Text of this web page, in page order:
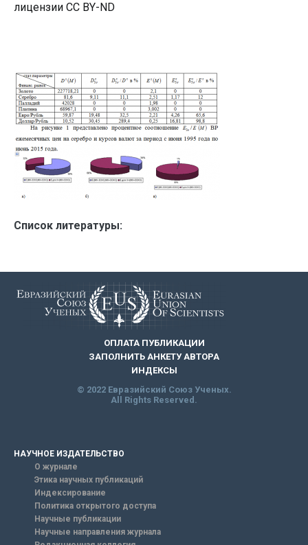
лицензии CC BY-ND
Список литературы:
ОПЛАТА ПУБЛИКАЦИИ
ЗАПОЛНИТЬ АНКЕТУ АВТОРА
ИНДЕКСЫ
© 2022 Евразийский Союз Ученых.
All Rights Reserved.
НАУЧНОЕ ИЗДАТЕЛЬСТВО
О журнале
Этика научных публикаций
Индексирование
Политика открытого доступа
Научные публикации
Научные направления журнала